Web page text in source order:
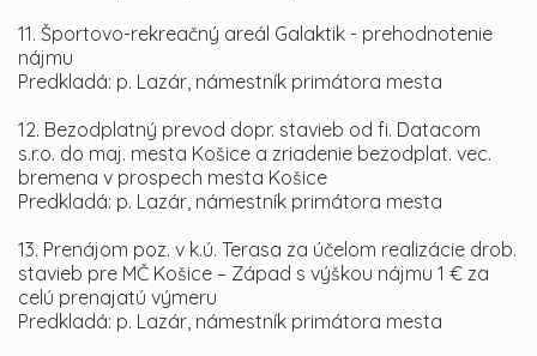
11. Športovo-rekreačný areál Galaktik - prehodnotenie
nájmu
Predkladá: p. Lazár, námestník primátora mesta
12. Bezodplatný prevod dopr. stavieb od fi. Datacom
s.r.o. do maj. mesta Košice a zriadenie bezodplat. vec.
bremena v prospech mesta Košice
Predkladá: p. Lazár, námestník primátora mesta
13. Prenájom poz. v k.ú. Terasa za účelom realizácie drob.
stavieb pre MČ Košice – Západ s výškou nájmu 1 € za
celú prenajatú výmeru
Predkladá: p. Lazár, námestník primátora mesta